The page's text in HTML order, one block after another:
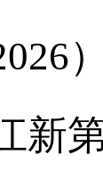
新